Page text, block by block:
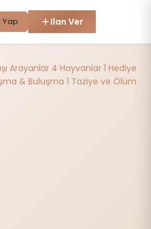
Yap Ilan Ver
Arayanlar 4 Hayvanlar 1 Hediye
& Buluşma 1 Taziye ve Ölüm